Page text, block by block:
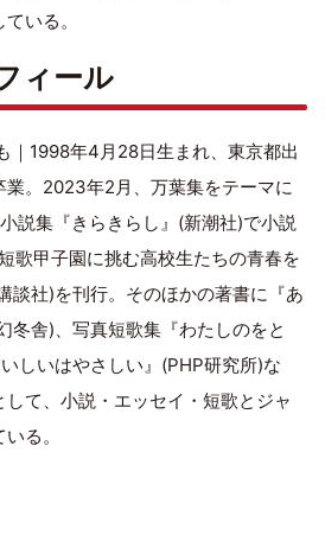
いる。
ィール
｜1998年4月28日生まれ、東京都出
業。2023年2月、万葉集をテーマに
説集『きらきらし』(新潮社)で小説
歌甲子園に挑む高校生たちの青春を
談社)を刊行。そのほかの著書に『あ
冬舎)、写真短歌集『わたしのをと
しいはやさしい』(PHP研究所)な
て、小説・エッセイ・短歌とジャ
る。